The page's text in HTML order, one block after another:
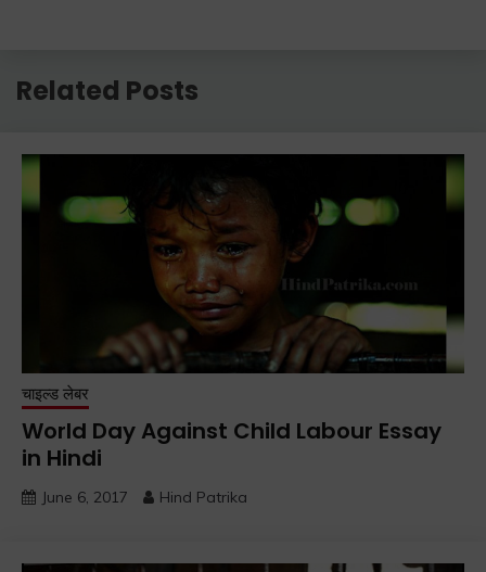
Related Posts
चाइल्ड लेबर
World Day Against Child Labour Essay
in Hindi
June 6, 2017 Hind Patrika